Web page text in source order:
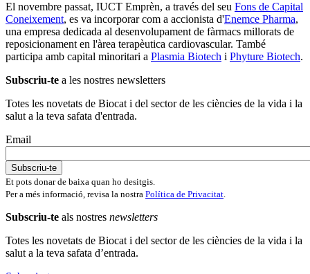
El novembre passat, IUCT Emprèn, a través del seu Fons de Capital
Coneixement, es va incorporar com a accionista d'Enemce Pharma,
una empresa dedicada al desenvolupament de fàrmacs millorats de
reposicionament en l'àrea terapèutica cardiovascular. També
participa amb capital minoritari a Plasmia Biotech i Phyture Biotech.
Subscriu-te a les nostres newsletters
Totes les novetats de Biocat i del sector de les ciències de la vida i la
salut a la teva safata d'entrada.
Email
Et pots donar de baixa quan ho desitgis.
Per a més informació, revisa la nostra Política de Privacitat.
Subscriu-te als nostres newsletters
Totes les novetats de Biocat i del sector de les ciències de la vida i la
salut a la teva safata d’entrada.